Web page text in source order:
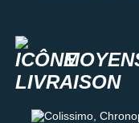
Colissimo,